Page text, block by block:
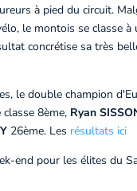
à pied du circuit.
le montois se classe
concrétise sa très
le double champion
classe 8ème, Ryan
26ème. Les résultats ici
end pour les élites du